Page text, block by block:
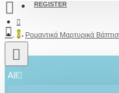
REGISTER
0
All
Ρομαντικά Μαρτυρικά